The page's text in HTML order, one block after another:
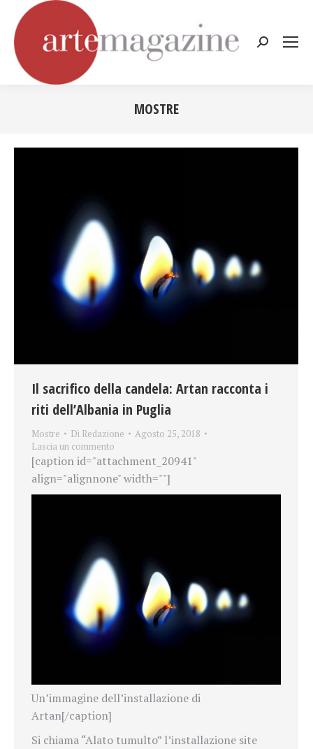
Cerca:
MOSTRE
Il sacrifico della candela: Artan racconta i
riti dell’Albania in Puglia
Mostre Di Redazione
Agosto 25, 2018
Lascia un commento
[caption id="attachment_20941"
align="alignnone" width=""]
Un’immagine dell’installazione di
Artan[/caption]
Si chiama “Alato tumulto” l’installazione site